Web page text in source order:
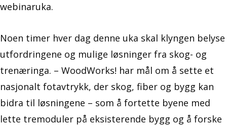
webinaruka.
Noen timer hver dag denne uka skal klyngen belyse
utfordringene og mulige løsninger fra skog- og
trenæringa. – WoodWorks! har mål om å sette et
nasjonalt fotavtrykk, der skog, fiber og bygg kan
bidra til løsningene – som å fortette byene med
lette tremoduler på eksisterende bygg og å forske